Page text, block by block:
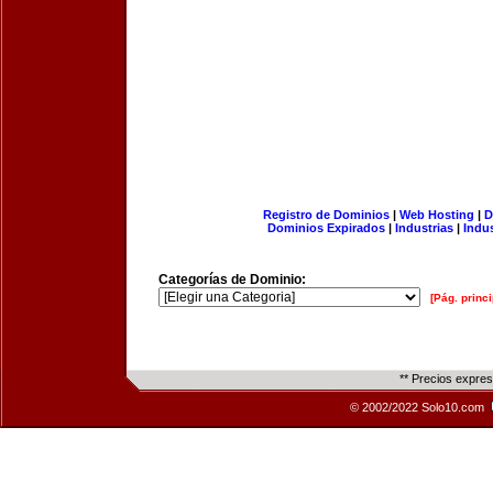
Registro de Dominios| Web Hosting |
Dominios Expirados | Industrias |
Categorías de Dominio:
[Pág.
** Precios
© 2002/2022 Solo10.com